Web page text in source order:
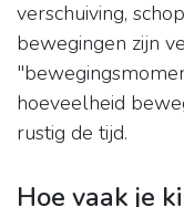
verschuiving,
bewegingen zijn
hoeveelheid
rustig de tijd.
Hoe vaak je